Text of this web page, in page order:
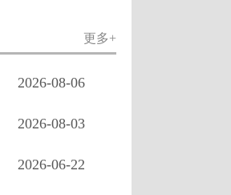
更多+
2026-08-06
2026-08-03
2026-06-22